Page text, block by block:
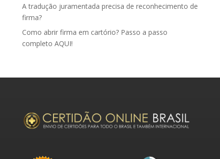
A tradução juramentada precisa de reconhecimento de
firma?
Como abrir firma em cartório? Passo a passo
completo AQUI!